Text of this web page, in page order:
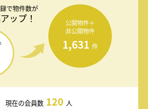
で物件数が
ップ！
公開物件＋
非公開物件
1,631 件
現在の会員数 120 人